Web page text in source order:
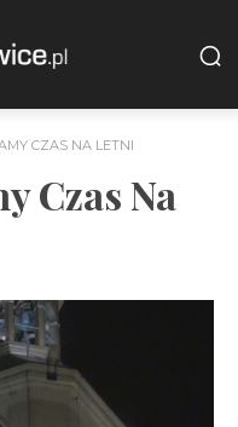
CZAS NA LETNI
Czas Na